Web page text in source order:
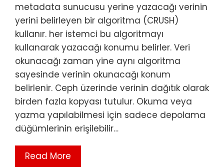
metadata sunucusu yerine yazacağı verinin
yerini belirleyen bir algoritma (CRUSH)
kullanır. her istemci bu algoritmayı
kullanarak yazacağı konumu belirler. Veri
okunacağı zaman yine aynı algoritma
sayesinde verinin okunacağı konum
belirlenir. Ceph üzerinde verinin dağıtık olarak
birden fazla kopyası tutulur. Okuma veya
yazma yapılabilmesi için sadece depolama
düğümlerinin erişilebilir…
Read More